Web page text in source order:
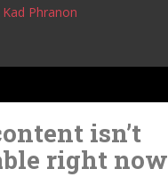
isn’t
right now